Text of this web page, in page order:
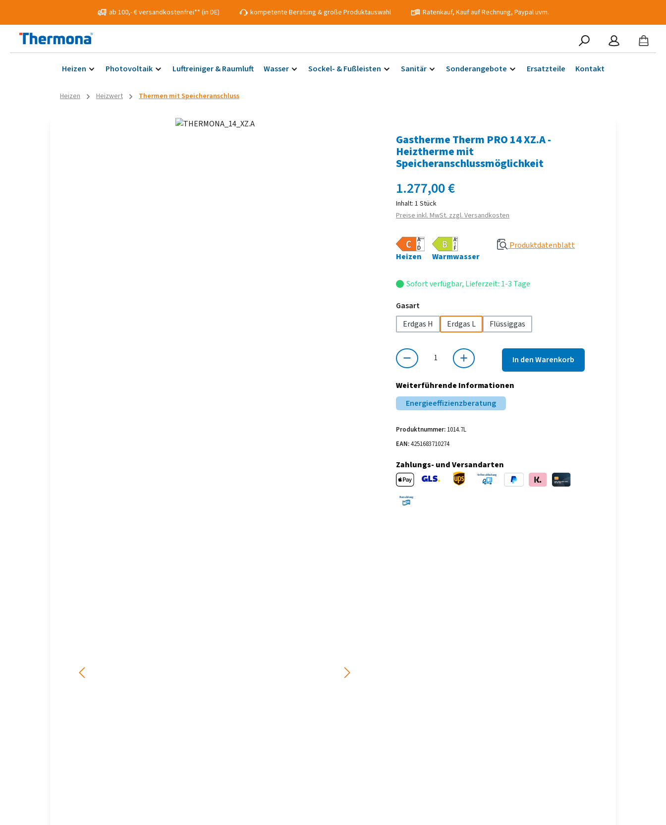
Zur Hauptnavigation springenab 100,- € versandkostenfrei** (in DE) kompetente Beratung & große Produktauswahl Ratenkauf, Kauf auf Rechnung, Paypal uvm.
Heizen Photovoltaik Luftreiniger & Raumluft Wasser Sockel- & Fußleisten Sanitär Sonderangebote Ersatzteile Kontakt
Heizen Heizwert Thermen mit Speicheranschluss
Gastherme Therm PRO 14 XZ.A -
Heiztherme mit
Speicheranschlussmöglichkeit
Regulärer Preis:
1.277,00 €
Inhalt:1 Stück
Preise inkl. MwSt. zzgl. Versandkosten
Heizen Warmwasser
Produktdatenblatt
Sofort verfügbar, Lieferzeit: 1-3 Tage
Gasartauswählen
Erdgas H
Erdgas L Flüssiggas
Produkt Anzahl: Gib den gewünschten Wert ein oder benutze die Schaltflächen um die
In den Warenkorb
Weiterführende Informationen
Energieeffizienzberatung
Produktnummer: 1014.7L
EAN:4251683710274
Zahlungs- und Versandarten